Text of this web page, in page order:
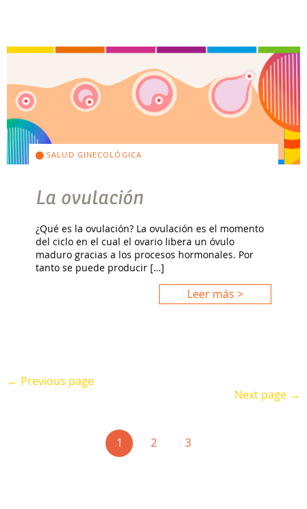
SALUD GINECOLÓGICA
La ovulación
¿Qué es la ovulación? La ovulación es el momento
del ciclo en el cual el ovario libera un óvulo
maduro gracias a los procesos hormonales. Por
tanto se puede producir […]
Leer más >
← Previous page
Next page →
1 (current)
2 3